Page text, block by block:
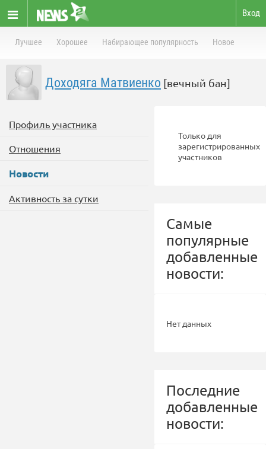
Вход
Лучшее Хорошее Набирающее популярность Новое
Доходяга Матвиенко [вечный бан]
Профиль участника
Отношения
Новости
Активность за сутки
Только для
зарегистрированных
участников
Самые
популярные
добавленные
новости:
Нет данных
Последние
добавленные
новости: